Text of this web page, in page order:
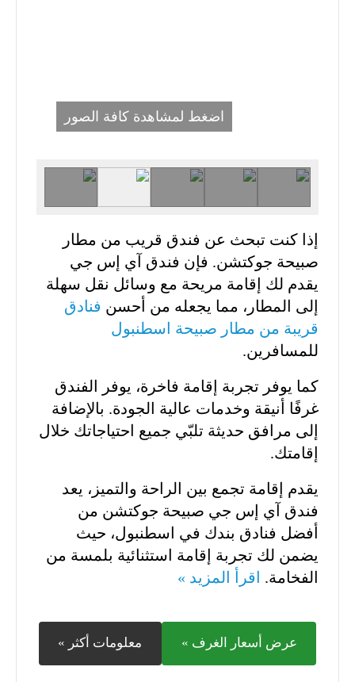
اضغط لمشاهدة كافة الصور
إذا كنت تبحث عن فندق قريب من مطار
صبيحة جوكتشن. فإن فندق آي إس جي
يقدم لك إقامة مريحة مع وسائل نقل سهلة
إلى المطار، مما يجعله من أحسن فنادق
قريبة من مطار صبيحة اسطنبول
للمسافرين.
كما يوفر تجربة إقامة فاخرة، يوفر الفندق
غرفًا أنيقة وخدمات عالية الجودة. بالإضافة
إلى مرافق حديثة تلبّي جميع احتياجاتك خلال
إقامتك.
يقدم إقامة تجمع بين الراحة والتميز، يعد
فندق آي إس جي صبيحة جوكتشن من
أفضل فنادق بندك في اسطنبول، حيث
يضمن لك تجربة إقامة استثنائية بلمسة من
الفخامة.
اقرأ المزيد »
عرض أسعار الغرف » معلومات أكثر »